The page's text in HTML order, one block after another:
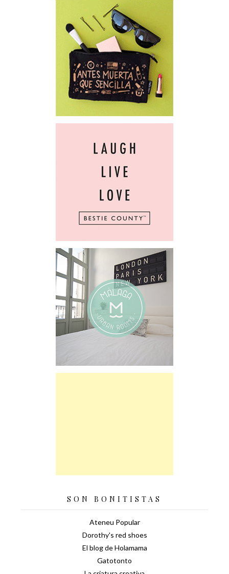
SON BONITISTAS
Ateneu Popular
Dorothy's red shoes
El blog de Holamama
Gatotonto